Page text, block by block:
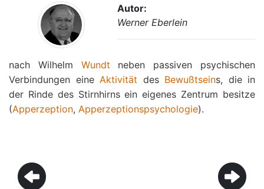
Autor:
Werner Eberlein
nach Wilhelm Wundt neben passiven psychischen
Verbindungen eine Aktivität des Bewußtseins, die in
der Rinde des Stirnhirns ein eigenes Zentrum besitze
(Apperzeption, Apperzeptionspsychologie).